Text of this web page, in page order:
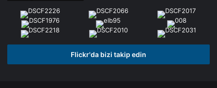
Flickr'da bizi takip edin